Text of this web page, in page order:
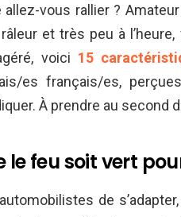
vous rallier ?
et très peu à
voici 15
es français/es,
À prendre au second
le feu soit vert
de